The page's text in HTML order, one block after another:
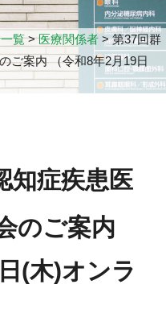
覧>医療関係者 >第37回群
ご案内 （令和8年2月19日
知症疾患医
のご案内
(木)オンラ